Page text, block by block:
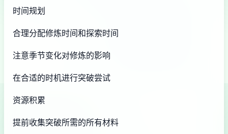
时间规划
合理分配修炼时间和探索时间
注意季节变化对修炼的影响
在合适的时机进行突破尝试
资源积累
提前收集突破所需的所有材料